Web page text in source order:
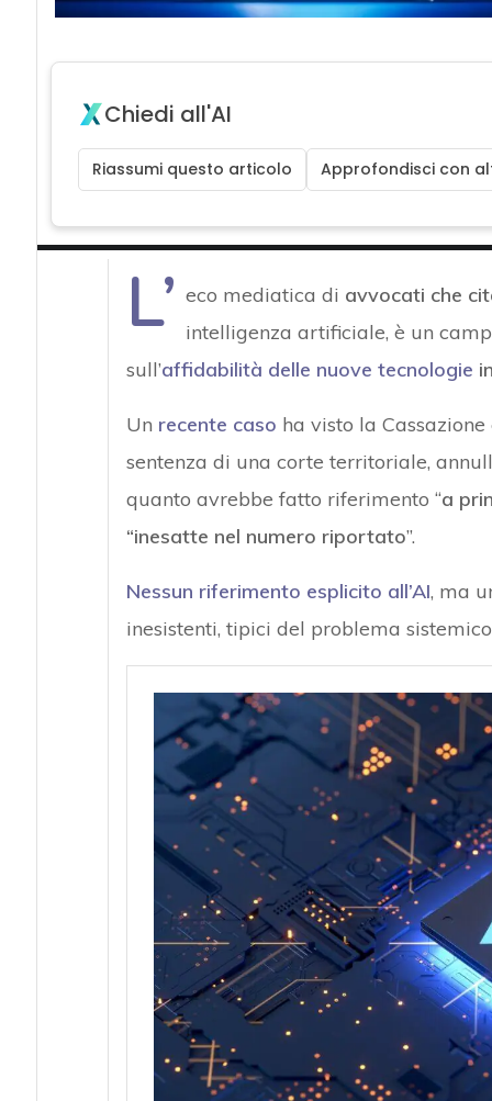
Chiedi all'AI
Riassumi questo articolo Approfondisci con
L’ eco mediatica di avvocati che
intelligenza artificiale, è un
sull’affidabilità delle nuove tecnologie
Un recente caso ha visto la
sentenza di una corte territoriale,
quanto avrebbe fatto riferimento “a
“inesatte nel numero riportato”.
Nessun riferimento esplicito all’AI, ma
inesistenti, tipici del problema